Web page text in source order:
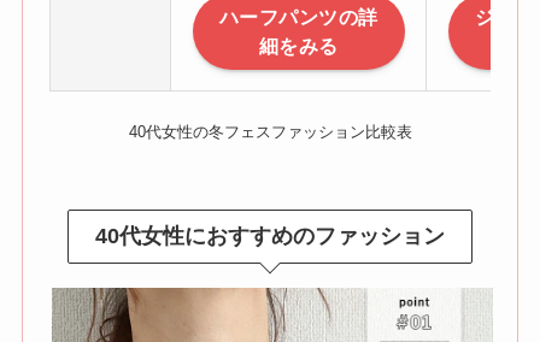
ハーフパンツの詳
細をみる
ジョ
40代女性の冬フェスファッション比較表
40代女性におすすめのファッション